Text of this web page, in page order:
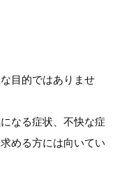
目的ではありませ
なる症状、不快な症
める方には向いてい